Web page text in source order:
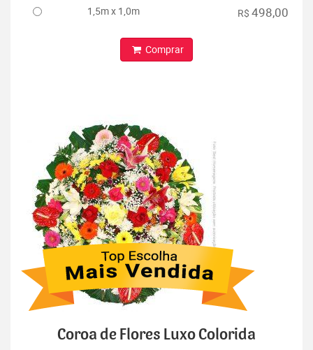
1,5m x 1,0m R$ 498,00
Comprar
Coroa de Flores Luxo Colorida